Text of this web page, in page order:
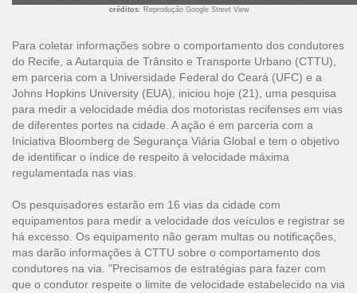
créditos: Reprodução Google Street View
Para coletar informações sobre o comportamento dos condutores
do Recife, a Autarquia de Trânsito e Transporte Urbano (CTTU),
em parceria com a Universidade Federal do Ceará (UFC) e a
Johns Hopkins University (EUA), iniciou hoje (21), uma pesquisa
para medir a velocidade média dos motoristas recifenses em vias
de diferentes portes na cidade. A ação é em parceria com a
Iniciativa Bloomberg de Segurança Viária Global e tem o objetivo
de identificar o índice de respeito à velocidade máxima
regulamentada nas vias.
Os pesquisadores estarão em 16 vias da cidade com
equipamentos para medir a velocidade dos veículos e registrar se
há excesso. Os equipamento não geram multas ou notificações,
mas darão informações à CTTU sobre o comportamento dos
condutores na via. "Precisamos de estratégias para fazer com
que o condutor respeite o limite de velocidade estabelecido na via